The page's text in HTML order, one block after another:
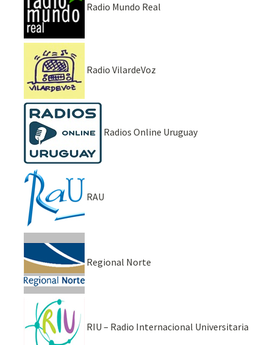
Radio Mundo Real
Radio VilardeVoz
Radios Online Uruguay
RAU
Regional Norte
RIU – Radio Internacional Universitaria